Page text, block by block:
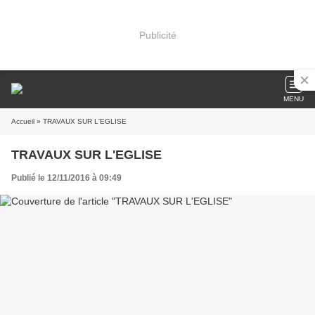
Publicité
MENU
Accueil » TRAVAUX SUR L'EGLISE
TRAVAUX SUR L'EGLISE
Publié le 12/11/2016 à 09:49